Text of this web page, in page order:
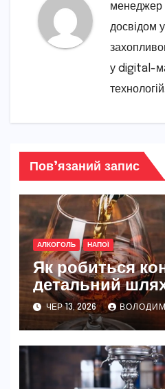
менеджер
досвідом
у digital-
технологій.
Пов’язаний запис
АЛКОГОЛЬ НАПОЇ
Як робиться
детальний
крейдяного
ЧЕР 13, 2026